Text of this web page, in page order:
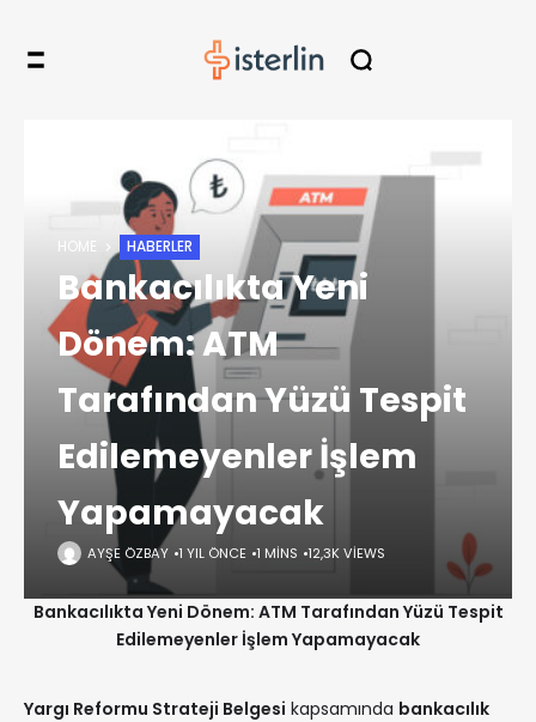
HOME HABERLER
Bankacılıkta Yeni
Dönem: ATM
Tarafından Yüzü Tespit
Edilemeyenler İşlem
Yapamayacak
AYŞE ÖZBAY 1 YIL ÖNCE 1 MINS 12,3K VIEWS
Bankacılıkta Yeni Dönem: ATM Tarafından Yüzü Tespit
Edilemeyenler İşlem Yapamayacak
Yargı Reformu Strateji Belgesi kapsamında bankacılık